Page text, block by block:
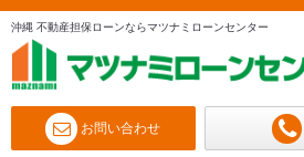
沖縄 不動産担保ローンならマツナミローンセンター
お問い合わせ